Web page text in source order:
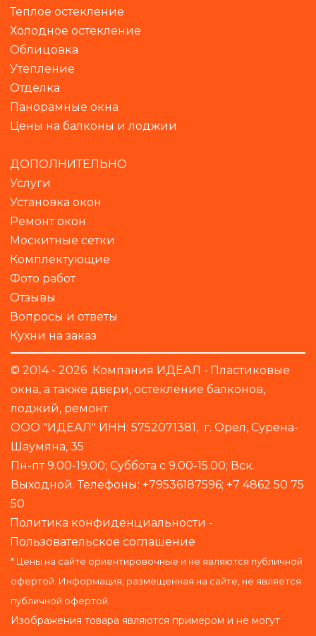
Теплое остекление
Холодное остекление
Облицовка
Утепление
Отделка
Панорамные окна
Цены на балконы и лоджии
ДОПОЛНИТЕЛЬНО
Услуги
Установка окон
Ремонт окон
Москитные сетки
Комплектующие
Фото работ
Отзывы
Вопросы и ответы
Кухни на заказ
© 2014 - 2026  Компания ИДЕАЛ - Пластиковые
окна, а также двери, остекление балконов,
лоджий, ремонт.
ООО "ИДЕАЛ" ИНН: 5752071381,  г. Орел, Сурена-
Шаумяна, 35
Пн-пт 9.00-19.00; Суббота с 9.00-15.00; Вск.
Выходной. Телефоны: +79536187596; +7 4862 50 75
50
Политика конфиденциальности
Пользовательское соглашение
* Цены на сайте ориентировочные и не являются публичной
офертой. Информация, размещенная на сайте, не является
публичной офертой.
Изображения товара являются примером и не могут